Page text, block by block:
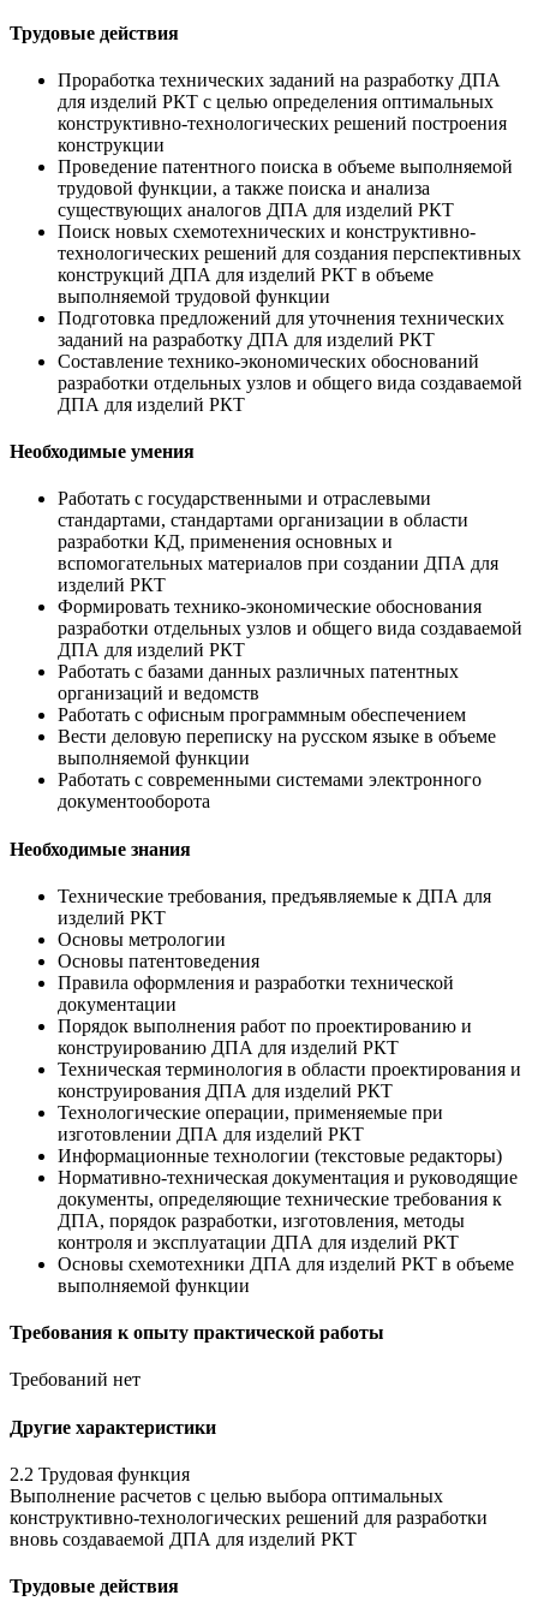
Трудовые действия
Проработка технических заданий на разработку ДПА
для изделий РКТ с целью определения оптимальных
конструктивно-технологических решений построения
конструкции
Проведение патентного поиска в объеме выполняемой
трудовой функции, а также поиска и анализа
существующих аналогов ДПА для изделий РКТ
Поиск новых схемотехнических и конструктивно-
технологических решений для создания перспективных
конструкций ДПА для изделий РКТ в объеме
выполняемой трудовой функции
Подготовка предложений для уточнения технических
заданий на разработку ДПА для изделий РКТ
Составление технико-экономических обоснований
разработки отдельных узлов и общего вида создаваемой
ДПА для изделий РКТ
Необходимые умения
Работать с государственными и отраслевыми
стандартами, стандартами организации в области
разработки КД, применения основных и
вспомогательных материалов при создании ДПА для
изделий РКТ
Формировать технико-экономические обоснования
разработки отдельных узлов и общего вида создаваемой
ДПА для изделий РКТ
Работать с базами данных различных патентных
организаций и ведомств
Работать с офисным программным обеспечением
Вести деловую переписку на русском языке в объеме
выполняемой функции
Работать с современными системами электронного
документооборота
Необходимые знания
Технические требования, предъявляемые к ДПА для
изделий РКТ
Основы метрологии
Основы патентоведения
Правила оформления и разработки технической
документации
Порядок выполнения работ по проектированию и
конструированию ДПА для изделий РКТ
Техническая терминология в области проектирования и
конструирования ДПА для изделий РКТ
Технологические операции, применяемые при
изготовлении ДПА для изделий РКТ
Информационные технологии (текстовые редакторы)
Нормативно-техническая документация и руководящие
документы, определяющие технические требования к
ДПА, порядок разработки, изготовления, методы
контроля и эксплуатации ДПА для изделий РКТ
Основы схемотехники ДПА для изделий РКТ в объеме
выполняемой функции
Требования к опыту практической работы
Требований нет
Другие характеристики
2.2 Трудовая функция
Выполнение расчетов с целью выбора оптимальных
конструктивно-технологических решений для разработки
вновь создаваемой ДПА для изделий РКТ
Трудовые действия